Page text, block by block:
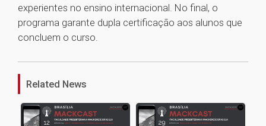
experientes no ensino internacional. No final, o
programa garante dupla certificação aos alunos que
concluem o curso.
Related News